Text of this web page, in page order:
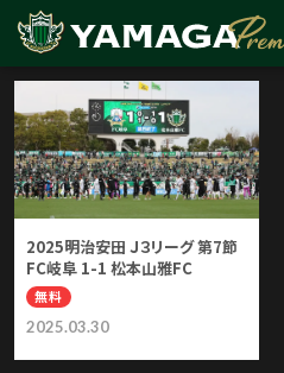
無料コンテンツ インタビュー 試
2025.03.30
2025明治安田 Ｊ３リーグ 第7節
FC岐阜 1-1 松本山雅FC
無料